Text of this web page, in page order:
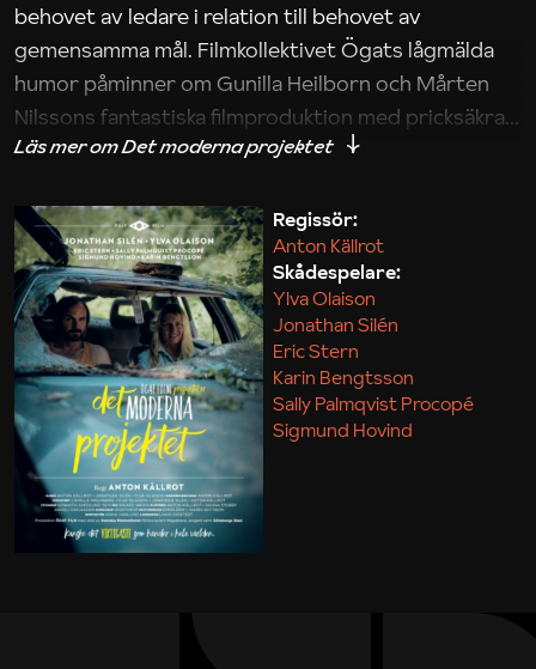
behovet av ledare i relation till behovet av
gemensamma mål. Filmkollektivet Ögats lågmälda
humor påminner om Gunilla Heilborn och Mårten
Nilssons fantastiska filmproduktion med pricksäkra
iakttagelser om hur svårt det kan vara att omsätta
Maja Kekonius
Regissör:
Anton Källrot
Skådespelare:
Ylva Olaison
Jonathan Silén
Eric Stern
Karin Bengtsson
Sally Palmqvist Procopé
Sigmund Hovind